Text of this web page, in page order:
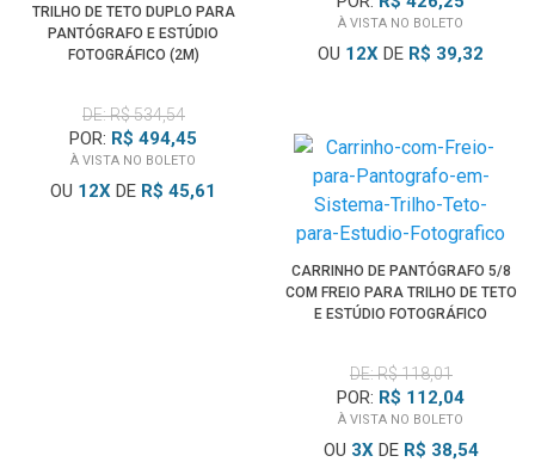
TRILHO DE TETO DUPLO PARA
PANTÓGRAFO E ESTÚDIO
FOTOGRÁFICO (2M)
DE: R$ 534,54
POR: R$ 494,45
À VISTA NO BOLETO
OU 12X DE R$ 45,61
À VISTA NO BOLETO
OU 12X DE R$ 39,32
CARRINHO DE PANTÓGRAFO 5/8
COM FREIO PARA TRILHO DE TETO
E ESTÚDIO FOTOGRÁFICO
DE: R$ 118,01
POR: R$ 112,04
À VISTA NO BOLETO
OU 3XDE R$ 38,54